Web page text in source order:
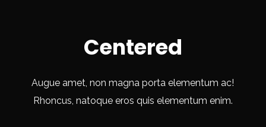
Centered
Augue amet, non magna porta elementum ac!
Rhoncus, natoque eros quis elementum enim.